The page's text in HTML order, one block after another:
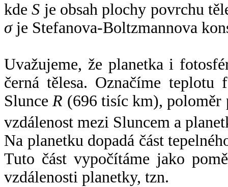
kdeS je obsah plochy povrchu
σje Stefanova-Boltzmannova
Uvažujeme, že planetka i
černá tělesa. Označíme
SlunceR (696 tisíc km),
vzdálenost mezi Sluncem a
Na planetku dopadá část
Tuto část vypočítáme jako
vzdálenosti planetky, tzn.